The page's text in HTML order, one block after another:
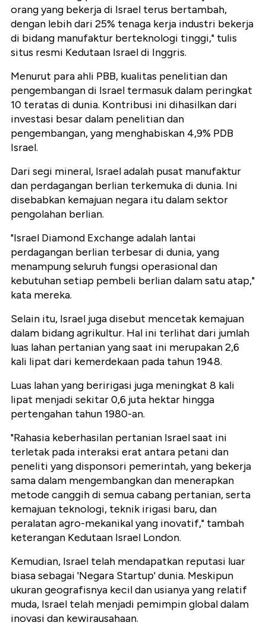
orang yang bekerja di Israel terus bertambah,
dengan lebih dari 25% tenaga kerja industri bekerja
di bidang manufaktur berteknologi tinggi," tulis
situs resmi Kedutaan Israel di Inggris.
Menurut para ahli PBB, kualitas penelitian dan
pengembangan di Israel termasuk dalam peringkat
10 teratas di dunia. Kontribusi ini dihasilkan dari
investasi besar dalam penelitian dan
pengembangan, yang menghabiskan 4,9% PDB
Israel.
Dari segi mineral, Israel adalah pusat manufaktur
dan perdagangan berlian terkemuka di dunia. Ini
disebabkan kemajuan negara itu dalam sektor
pengolahan berlian.
"Israel Diamond Exchange adalah lantai
perdagangan berlian terbesar di dunia, yang
menampung seluruh fungsi operasional dan
kebutuhan setiap pembeli berlian dalam satu atap,"
kata mereka.
Selain itu, Israel juga disebut mencetak kemajuan
dalam bidang agrikultur. Hal ini terlihat dari jumlah
luas lahan pertanian yang saat ini merupakan 2,6
kali lipat dari kemerdekaan pada tahun 1948.
Luas lahan yang beririgasi juga meningkat 8 kali
lipat menjadi sekitar 0,6 juta hektar hingga
pertengahan tahun 1980-an.
"Rahasia keberhasilan pertanian Israel saat ini
terletak pada interaksi erat antara petani dan
peneliti yang disponsori pemerintah, yang bekerja
sama dalam mengembangkan dan menerapkan
metode canggih di semua cabang pertanian, serta
kemajuan teknologi, teknik irigasi baru, dan
peralatan agro-mekanikal yang inovatif," tambah
keterangan Kedutaan Israel London.
Kemudian, Israel telah mendapatkan reputasi luar
biasa sebagai 'Negara Startup' dunia. Meskipun
ukuran geografisnya kecil dan usianya yang relatif
muda, Israel telah menjadi pemimpin global dalam
inovasi dan kewirausahaan.